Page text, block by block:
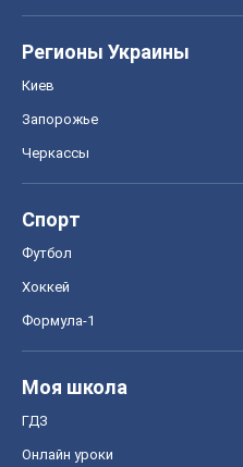
Регионы Украины
Киев
Запорожье
Черкассы
Спорт
Футбол
Хоккей
Формула-1
Моя школа
ГДЗ
Онлайн уроки